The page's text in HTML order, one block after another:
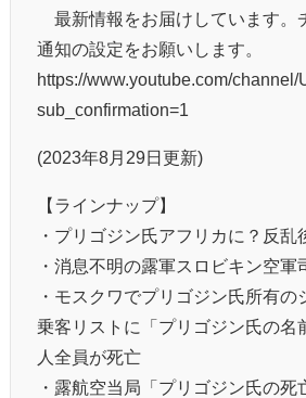
最新情報をお届けしています。
通知の設定をお願いします。
https://www.youtube.com/
sub_confirmation=1
(2023年8月29日更新)
【ラインナップ】
・プリゴジン氏アフリカに？反乱
・消息不明の露軍スロビキン空軍
・モスクワでプリゴジン氏所有の
乗客リストに「プリゴジン氏の
人全員が死亡
・露航空当局「プリゴジン氏の死